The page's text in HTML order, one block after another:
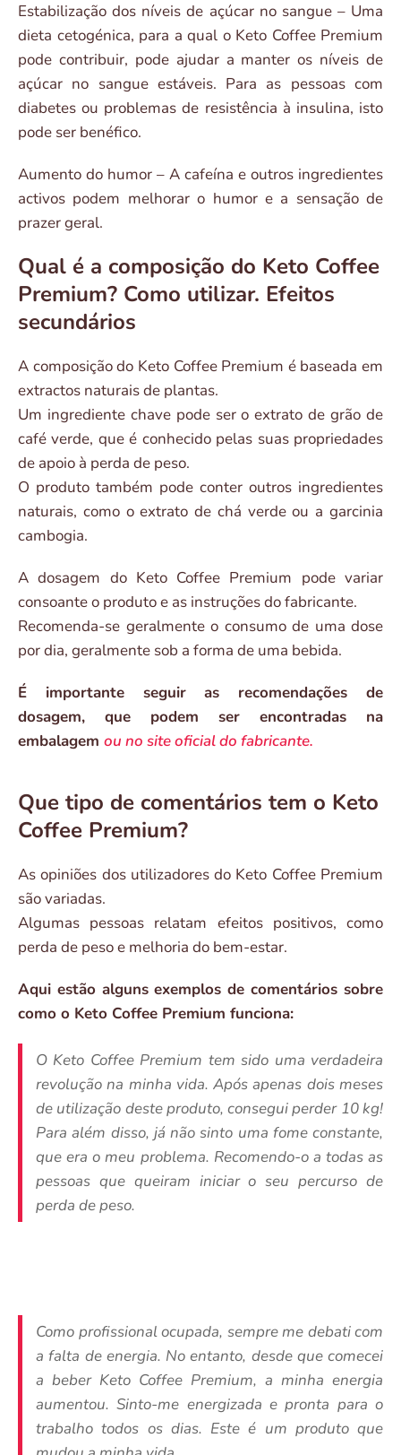
Estabilização dos níveis de açúcar no sangue – Uma
dieta cetogénica, para a qual o Keto Coffee Premium
pode contribuir, pode ajudar a manter os níveis de
açúcar no sangue estáveis. Para as pessoas com
diabetes ou problemas de resistência à insulina, isto
pode ser benéfico.
Aumento do humor – A cafeína e outros ingredientes
activos podem melhorar o humor e a sensação de
prazer geral.
Qual é a composição do Keto Coffee
Premium? Como utilizar. Efeitos
secundários
A composição do Keto Coffee Premium é baseada em
extractos naturais de plantas.
Um ingrediente chave pode ser o extrato de grão de
café verde, que é conhecido pelas suas propriedades
de apoio à perda de peso.
O produto também pode conter outros ingredientes
naturais, como o extrato de chá verde ou a garcinia
cambogia.
A dosagem do Keto Coffee Premium pode variar
consoante o produto e as instruções do fabricante.
Recomenda-se geralmente o consumo de uma dose
por dia, geralmente sob a forma de uma bebida.
É importante seguir as recomendações de
dosagem, que podem ser encontradas na
embalagem ou no site oficial do fabricante.
Que tipo de comentários tem o Keto
Coffee Premium?
As opiniões dos utilizadores do Keto Coffee Premium
são variadas.
Algumas pessoas relatam efeitos positivos, como
perda de peso e melhoria do bem-estar.
Aqui estão alguns exemplos de comentários sobre
como o Keto Coffee Premium funciona:
O Keto Coffee Premium tem sido uma verdadeira
revolução na minha vida. Após apenas dois meses
de utilização deste produto, consegui perder 10 kg!
Para além disso, já não sinto uma fome constante,
que era o meu problema. Recomendo-o a todas as
pessoas que queiram iniciar o seu percurso de
perda de peso.
Como profissional ocupada, sempre me debati com
a falta de energia. No entanto, desde que comecei
a beber Keto Coffee Premium, a minha energia
aumentou. Sinto-me energizada e pronta para o
trabalho todos os dias. Este é um produto que